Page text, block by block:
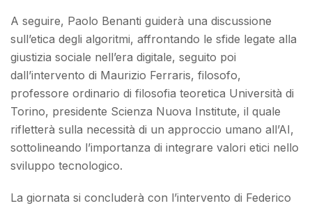
A seguire, Paolo Benanti guiderà una discussione
sull’etica degli algoritmi, affrontando le sfide legate alla
giustizia sociale nell’era digitale, seguito poi
dall’intervento di Maurizio Ferraris, filosofo,
professore ordinario di filosofia teoretica Università di
Torino, presidente Scienza Nuova Institute, il quale
rifletterà sulla necessità di un approccio umano all’AI,
sottolineando l’importanza di integrare valori etici nello
sviluppo tecnologico.
La giornata si concluderà con l’intervento di Federico